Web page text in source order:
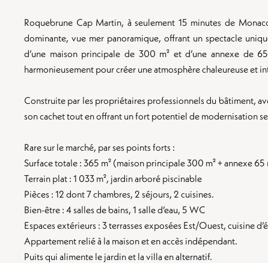
Roquebrune Cap Martin, à seulement 15 minutes de
dominante, vue mer panoramique, offrant un spectacle
d’une maison principale de 300 m² et d’une annexe de
harmonieusement pour créer une atmosphère chaleureuse et
Construite par les propriétaires professionnels du bâtiment,
son cachet tout en offrant un fort potentiel de modernisation
Rare sur le marché, par ses points forts :
Surface totale : 365 m² (maison principale 300 m² + annexe 65
Terrain plat : 1 033 m², jardin arboré piscinable
Pièces : 12 dont 7 chambres, 2 séjours, 2 cuisines.
Bien-être : 4 salles de bains, 1 salle d’eau, 5 WC
Espaces extérieurs : 3 terrasses exposées Est/Ouest, cuisine
Appartement relié à la maison et en accès indépendant.
Puits qui alimente le jardin et la villa en alternatif.